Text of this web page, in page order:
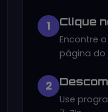
1 Clique
Encontre
página do
2
Use